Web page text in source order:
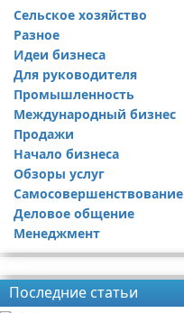
Сельское хозяйство
Разное
Идеи бизнеса
Для руководителя
Промышленность
Международный бизнес
Продажи
Начало бизнеса
Обзоры услуг
Самосовершенствование
Деловое общение
Менеджмент
Последние статьи